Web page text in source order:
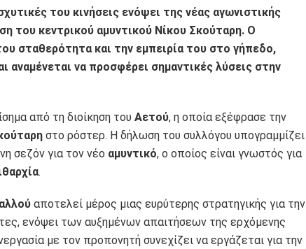
του κινήσεις ενόψει της νέας αγωνιστικής
του κεντρικού αμυντικού Νίκου Σκούταρη. Ο
σταθερότητα και την εμπειρία του στο γήπεδο,
αναμένεται να προσφέρει σημαντικές λύσεις στην
από τη διοίκηση του Αετού, η οποία εξέφρασε την
στο ρόστερ. Η δήλωση του συλλόγου υπογραμμίζει
σεζόν για τον νέο αμυντικό, ο οποίος είναι γνωστός για
.
αποτελεί μέρος μιας ευρύτερης στρατηγικής για την
ενόψει των αυξημένων απαιτήσεων της ερχόμενης
με τον προπονητή συνεχίζει να εργάζεται για την